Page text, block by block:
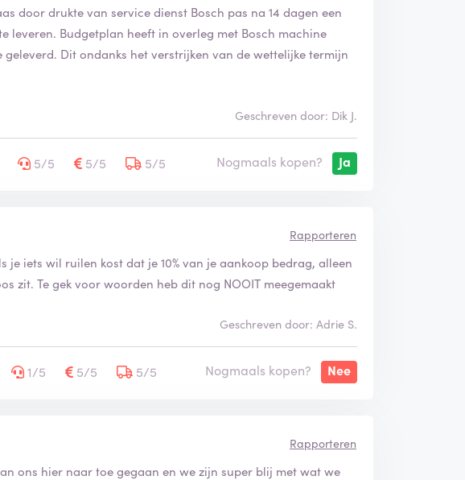
door drukte van service dienst Bosch pas na 14 dagen een
leveren. Budgetplan heeft in overleg met Bosch machine
Dit ondanks het verstrijken van de wettelijke termijn
Geschreven door: Dik J.
5/5 5/5 5/5 Nogmaals kopen? Ja
Rapporteren
je iets wil ruilen kost dat je 10% van je aankoop bedrag, alleen
zit. Te gek voor woorden heb dit nog NOOIT meegemaakt
Geschreven door: Adrie S.
1/5 5/5 5/5 Nogmaals kopen? Nee
Rapporteren
ons hier naar toe gegaan en we zijn super blij met wat we